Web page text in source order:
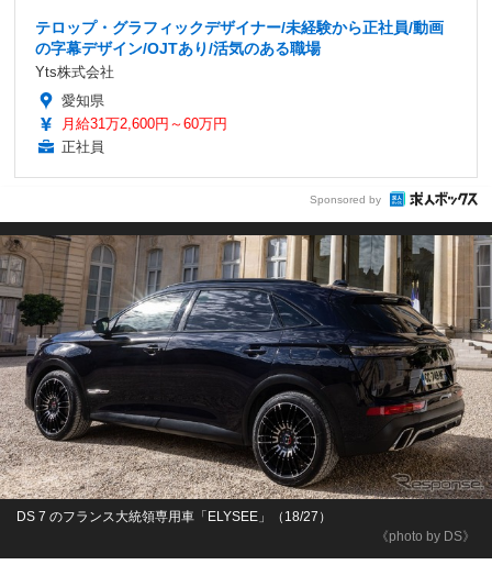
テロップ・グラフィックデザイナー/未経験から正社員/動画
の字幕デザイン/OJTあり/活気のある職場
Yts株式会社
愛知県
月給31万2,600円～60万円
正社員
Sponsored by
《photo by DS》
DS 7 のフランス大統領専用車「ELYSEE」（18/27）